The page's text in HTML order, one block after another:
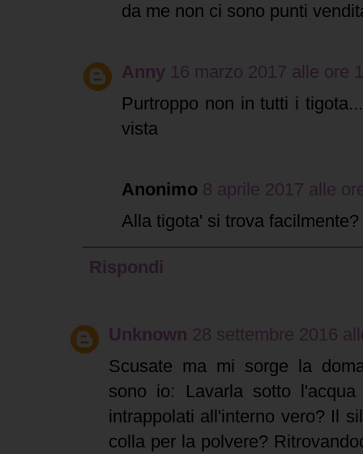
da me non ci sono punti
Anny 16 marzo 2017 alle ore
Purtroppo non in tutti i
vista
Anonimo 8 aprile 2017 alle
Alla tigota' si trova facilmente?
Rispondi
Unknown 28 settembre 2016
Scusate ma mi sorge la
sono io: Lavarla sotto
intrappolati all'interno vero? Il
colla per la polvere?